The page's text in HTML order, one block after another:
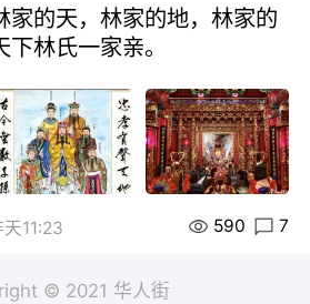
家的天，林家的地，林家的
林氏一家亲。
天11:23 590 7
© 2021 华人街